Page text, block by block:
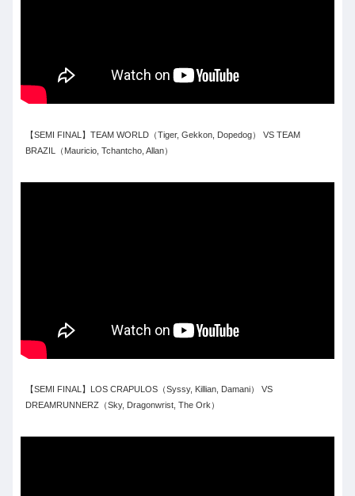
【SEMI FINAL】TEAM WORLD（Tiger, Gekkon, Dopedog） VS TEAM
BRAZIL（Mauricio, Tchantcho, Allan）
【SEMI FINAL】LOS CRAPULOS（Syssy, Killian, Damani） VS
DREAMRUNNERZ（Sky, Dragonwrist, The Ork）